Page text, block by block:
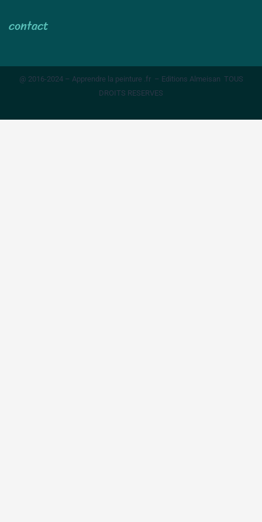
contact
@ 2016-2024 – Apprendre la peinture .fr – Editions Almeisan TOUS
DROITS RESERVES